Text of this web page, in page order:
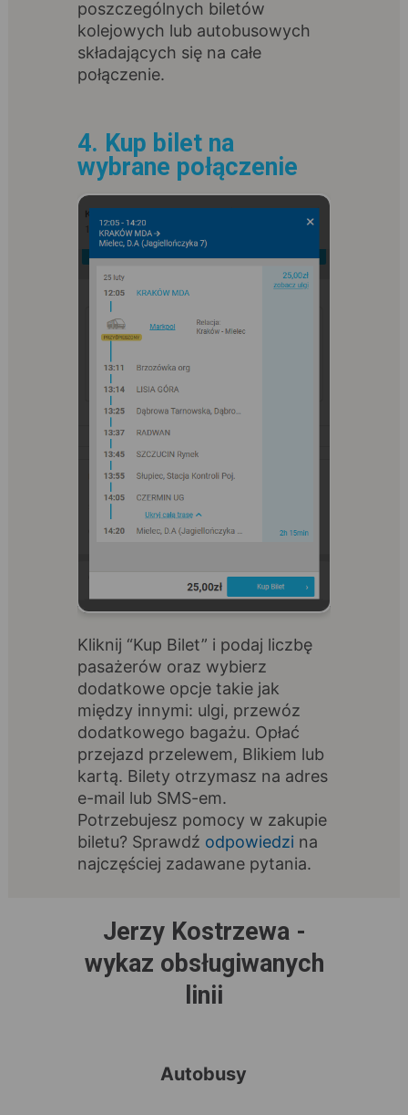
poszczególnych biletów
kolejowych lub autobusowych
składających się na całe
połączenie.
4. Kup bilet na
wybrane połączenie
Kliknij “Kup Bilet” i podaj liczbę
pasażerów oraz wybierz
dodatkowe opcje takie jak
między innymi: ulgi, przewóz
dodatkowego bagażu. Opłać
przejazd przelewem, Blikiem lub
kartą. Bilety otrzymasz na adres
e-mail lub SMS-em.
Potrzebujesz pomocy w zakupie
biletu? Sprawdź odpowiedzi na
najczęściej zadawane pytania.
Jerzy Kostrzewa -
wykaz obsługiwanych
linii
Autobusy